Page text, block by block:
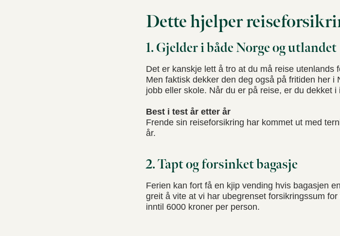
Dette hjelper
1. Gjelder i både Norge og utlandet
Det er kanskje lett å tro at du må reise
Men faktisk dekker den deg også på fritiden her
jobb eller skole. Når du er på reise, er du dekket
Best i test år etter år
Frende sin reiseforsikring har kommet ut med
år.
2. Tapt og forsinket bagasje
Ferien kan fort få en kjip vending hvis bagasjen
greit å vite at vi har ubegrenset forsikringssum
inntil 6000 kroner per person.